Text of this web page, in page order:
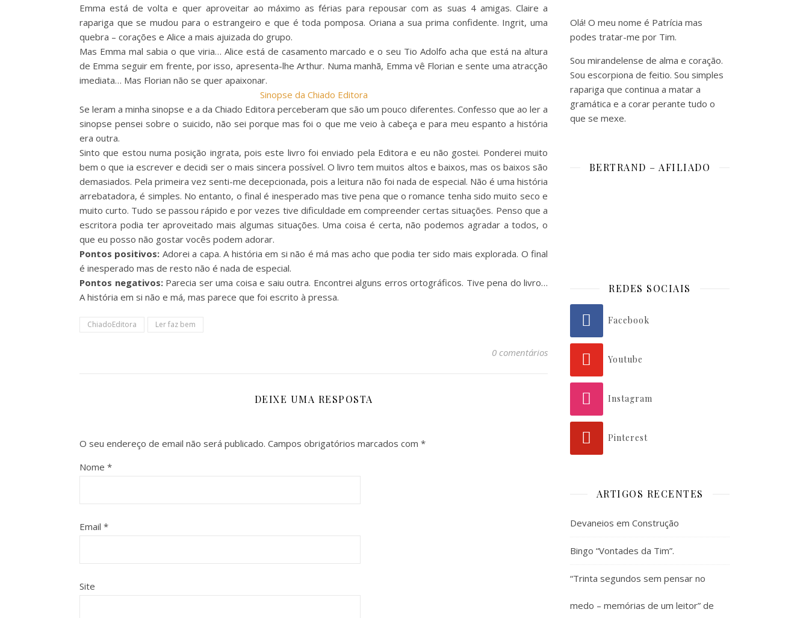
Emma está de volta e quer aproveitar ao máximo as férias para repousar com as suas 4 amigas. Claire a
rapariga que se mudou para o estrangeiro e que é toda pomposa. Oriana a sua prima confidente. Ingrit, uma
quebra – corações e Alice a mais ajuizada do grupo.
Mas Emma mal sabia o que viria… Alice está de casamento marcado e o seu Tio Adolfo acha que está na altura
de Emma seguir em frente, por isso, apresenta-lhe Arthur. Numa manhã, Emma vê Florian e sente uma atracção
imediata… Mas Florian não se quer apaixonar.
Sinopse da Chiado Editora
Se leram a minha sinopse e a da Chiado Editora perceberam que são um pouco diferentes. Confesso que ao ler a
sinopse pensei sobre o suicido, não sei porque mas foi o que me veio à cabeça e para meu espanto a história
era outra.
Sinto que estou numa posição ingrata, pois este livro foi enviado pela Editora e eu não gostei. Ponderei muito
bem o que ia escrever e decidi ser o mais sincera possível. O livro tem muitos altos e baixos, mas os baixos são
demasiados. Pela primeira vez senti-me decepcionada, pois a leitura não foi nada de especial. Não é uma história
arrebatadora, é simples. No entanto, o final é inesperado mas tive pena que o romance tenha sido muito seco e
muito curto. Tudo se passou rápido e por vezes tive dificuldade em compreender certas situações. Penso que a
escritora podia ter aproveitado mais algumas situações. Uma coisa é certa, não podemos agradar a todos, o
que eu posso não gostar vocês podem adorar.
Pontos positivos: Adorei a capa. A história em si não é má mas acho que podia ter sido mais explorada. O final
é inesperado mas de resto não é nada de especial.
Pontos negativos: Parecia ser uma coisa e saiu outra. Encontrei alguns erros ortográficos. Tive pena do livro…
A história em si não e má, mas parece que foi escrito à pressa.
ChiadoEditora Ler faz bem
0 comentários
DEIXE UMA RESPOSTA
O seu endereço de email não será publicado. Campos obrigatórios marcados com *
Nome *
Email *
Site
Olá! O meu nome é Patrícia mas
podes tratar-me por Tim.
Sou mirandelense de alma e coração.
Sou escorpiona de feitio. Sou simples
rapariga que continua a matar a
gramática e a corar perante tudo o
que se mexe.
BERTRAND – AFILIADO
REDES SOCIAIS
Facebook
Youtube
Instagram
Pinterest
ARTIGOS RECENTES
Devaneios em Construção
Bingo “Vontades da Tim”.
“Trinta segundos sem pensar no
medo – memórias de um leitor” de